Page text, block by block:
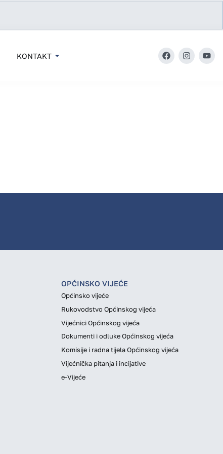
KONTAKT
OPĆINSKO VIJEĆE
Općinsko vijeće
Rukovodstvo Općinskog vijeća
Vijećnici Općinskog vijeća
Dokumenti i odluke Općinskog vijeća
Komisije i radna tijela Općinskog vijeća
Vijećnička pitanja i incijative
e-Vijeće